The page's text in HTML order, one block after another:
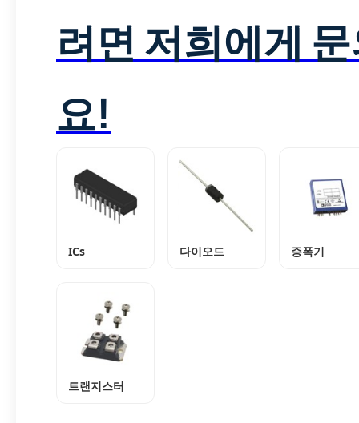
려면 저희에게
요!
ICs 다이오드 증폭기
트랜지스터